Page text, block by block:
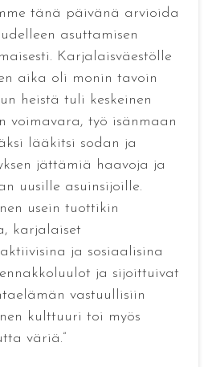
tänä päivänä arvioida
asuttamisen
Karjalaisväestölle
aika oli monin tavoin
heistä tuli keskeinen
voimavara, työ isänmaan
lääkitsi sodan ja
jättämiä haavoja ja
uusille asuinsijoille.
usein tuottikin
karjalaiset
ja sosiaalisina
ja sijoittuivat
vastuullisiin
kulttuuri toi myös
väriä.”